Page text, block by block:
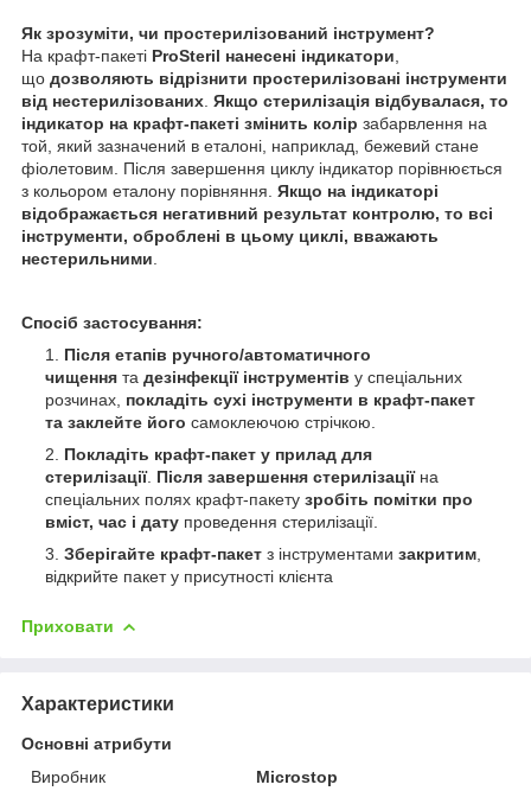
Як зрозуміти, чи простерилізований інструмент?
На крафт-пакеті ProSteril нанесені індикатори
що дозволяють відрізнити простерилізовані інструменти
від нестерилізованих Якщо стерилізація відбувалася, то
індикатор на крафт-пакеті змінить колір забарвлення на
той, який зазначений в еталоні, наприклад, бежевий стане
фіолетовим. Після завершення циклу індикатор порівнюється
з кольором еталону порівняння. Якщо на індикаторі
відображається негативний результат контролю, то всі
інструменти, оброблені в цьому циклі, вважають
нестерильними
Спосіб застосування:
Після етапів ручного/автоматичного
чищення та дезінфекції інструментів у спеціальних
розчинах, покладіть сухі інструменти в крафт-пакет
та заклейте його самоклеючою стрічкою.
Покладіть крафт-пакет у прилад для
стерилізації. Після завершення стерилізаціїна
спеціальних полях крафт-пакету зробіть помітки про
вміст, час і дату проведення стерилізації.
Зберігайте крафт-пакет з інструментами закритим
відкрийте пакет у присутності клієнта
Приховати
Характеристики
Основні атрибути
Виробник
Microstop